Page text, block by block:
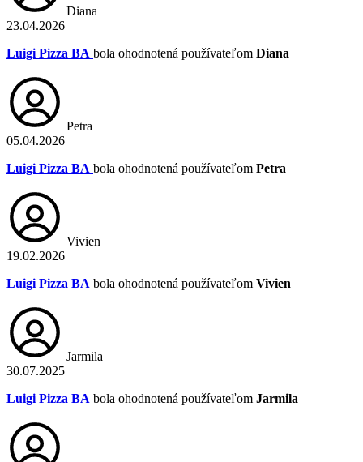
Diana
23.04.2026
Luigi Pizza BA bola ohodnotená používateľom Diana
Petra
05.04.2026
Luigi Pizza BA bola ohodnotená používateľom Petra
Vivien
19.02.2026
Luigi Pizza BA bola ohodnotená používateľom Vivien
Jarmila
30.07.2025
Luigi Pizza BA bola ohodnotená používateľom Jarmila